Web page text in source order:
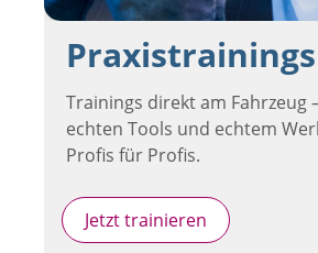
Praxistrainings
Trainings direkt am Fahrzeug
echten Tools und echtem
Profis für Profis.
Jetzt trainieren